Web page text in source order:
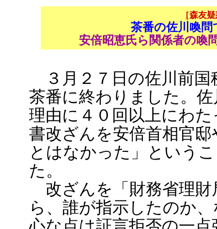
［森友
茶番の佐川喚
安倍昭恵氏ら関係者の喚
３月２７日の佐川前国
茶番に終わりました。
理由に４０回以上にわ
書改ざんを安倍首相官
とはなかった」という
た。
改ざんを「財務省理財
ら、誰が指示したのか